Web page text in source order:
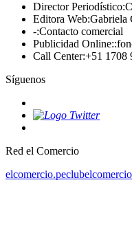
Director Periodístico:
Editora Web:Gabriela
-:Contacto comercial
Publicidad Online::
Call Center:+51 1708
Síguenos
Red el Comercio
elcomercio.pe